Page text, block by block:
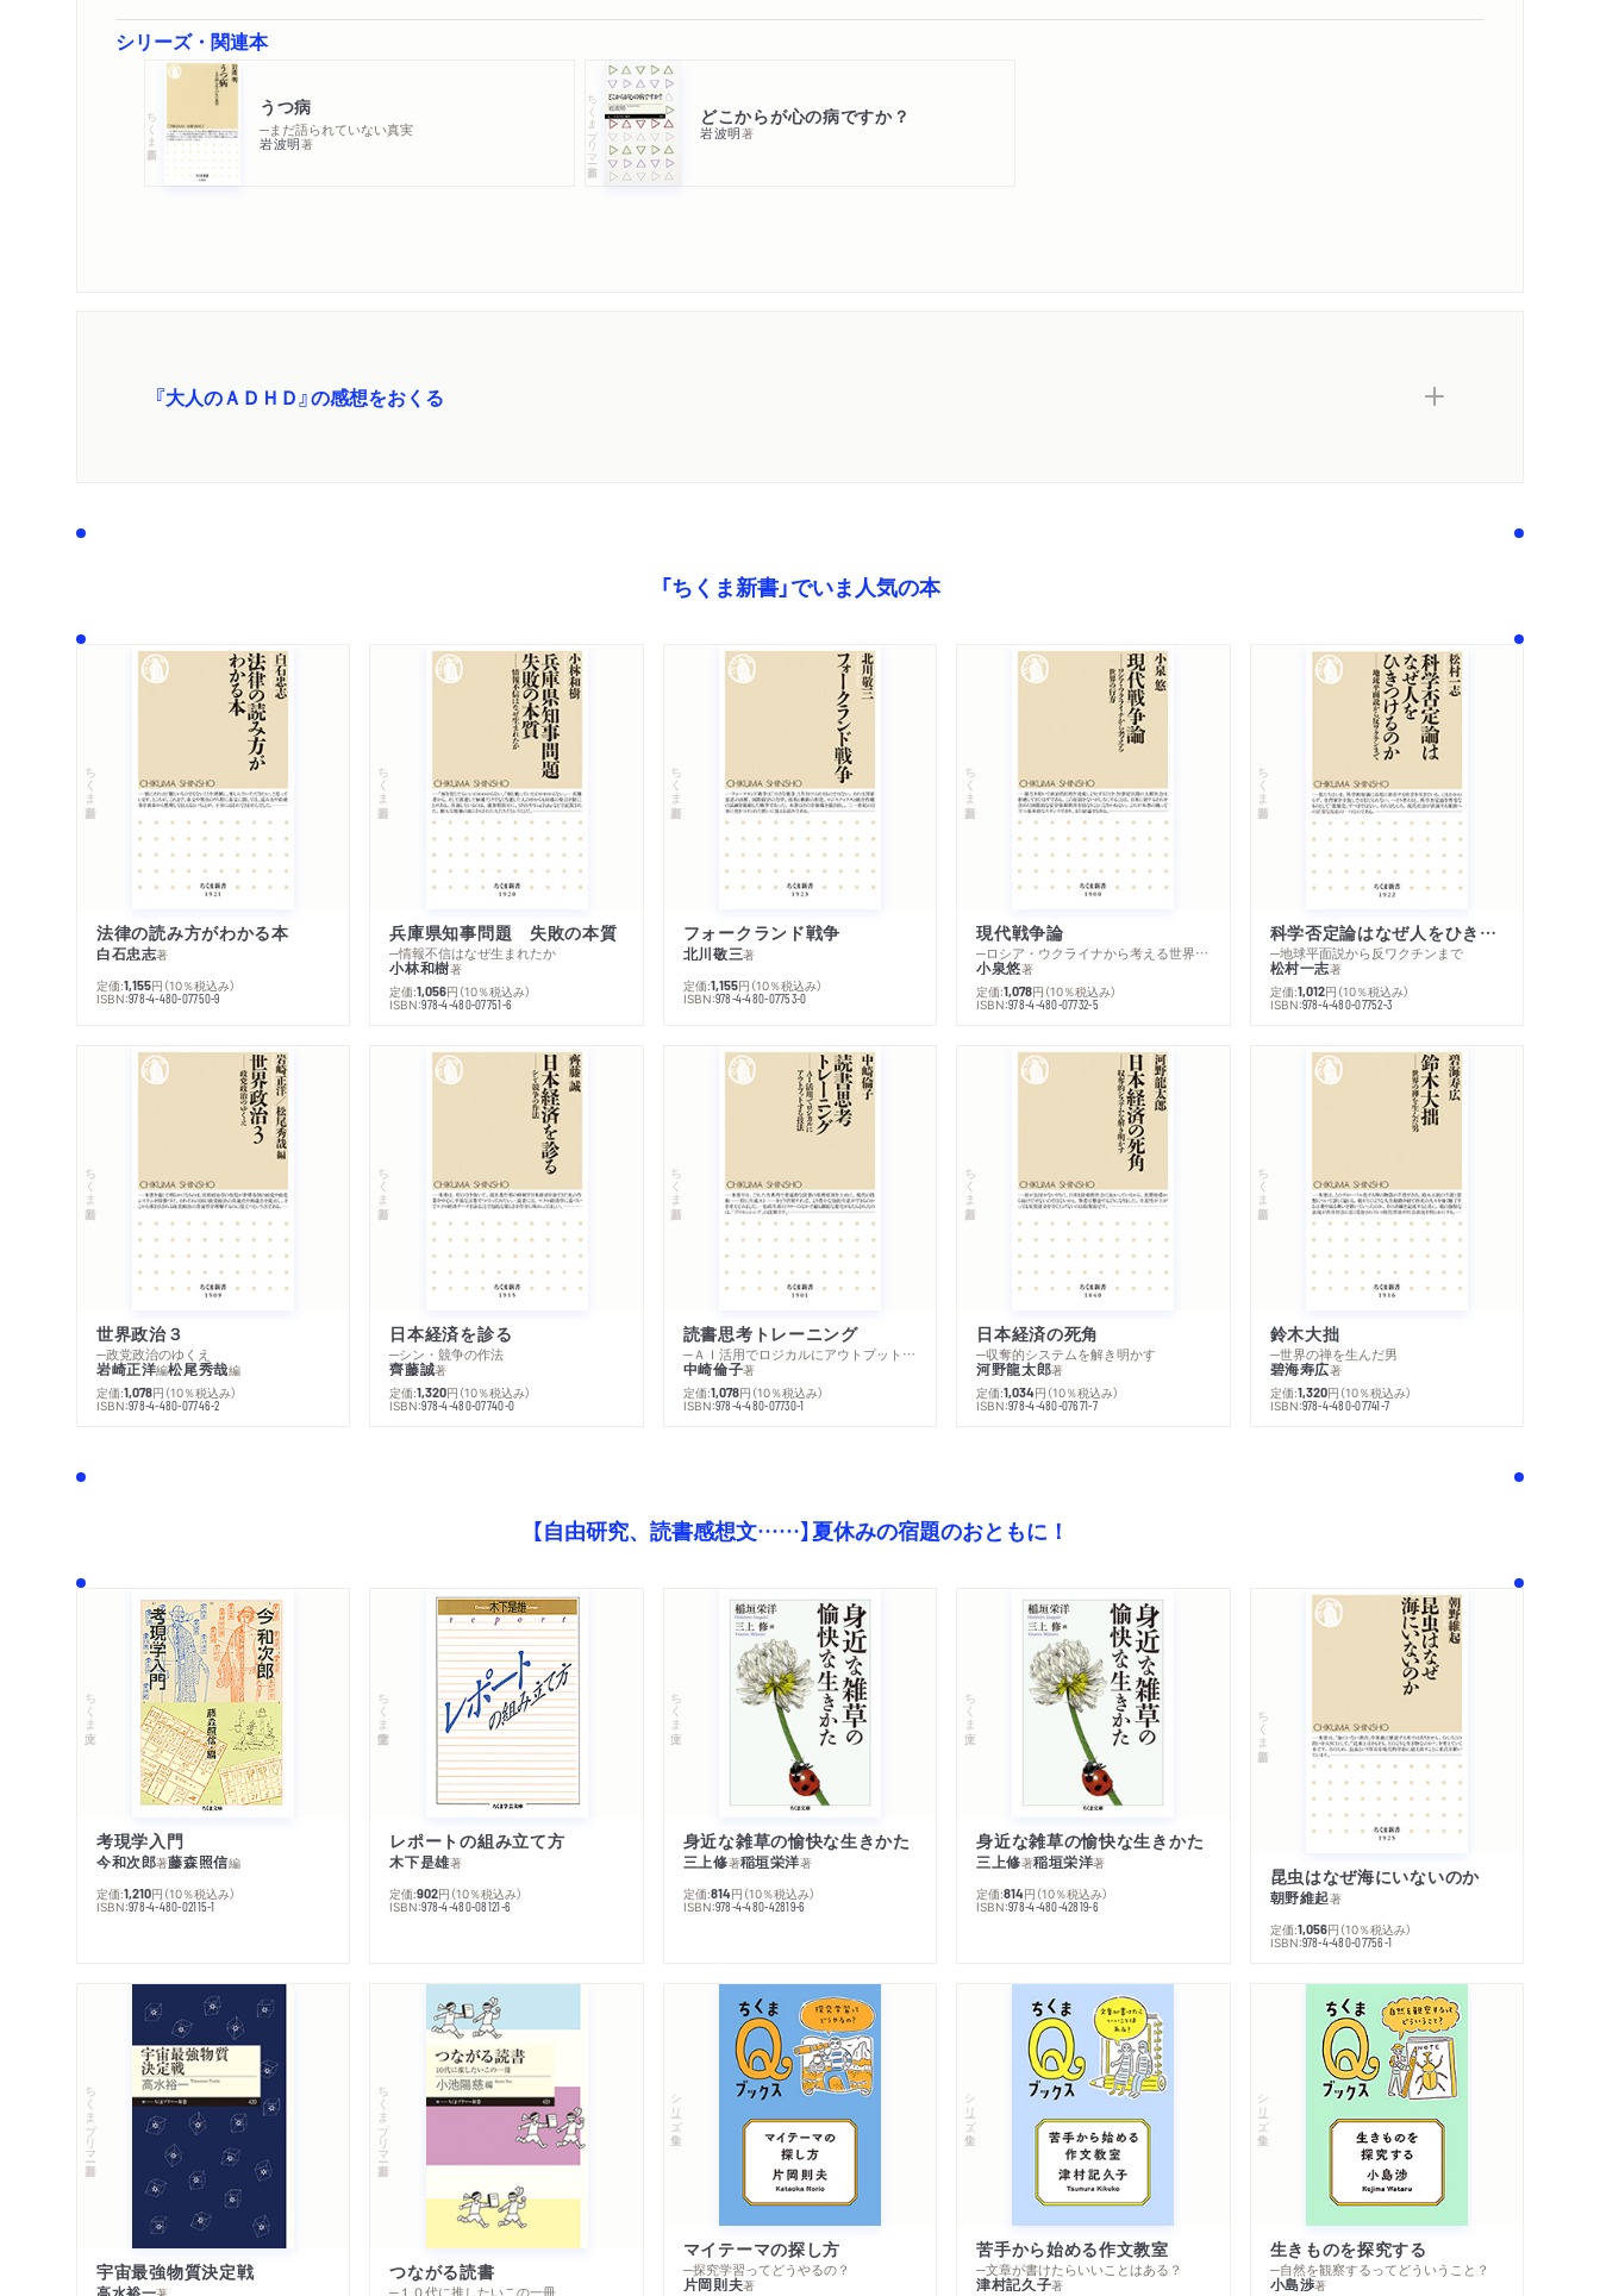
シリーズ・関連本
ちくま新書 うつ病
─まだ語られていない真実
岩波明著 ちくまプリマー新書 どこからが心の病ですか？
岩波明著
『大人のＡＤＨＤ』の感想をおくる
「ちくま新書」でいま人気の本
ちくま新書
法律の読み方がわかる本
白石忠志著
定価:1,155円 （10％税込み）
ISBN:978-4-480-07750-9
ちくま新書
兵庫県知事問題 失敗の本質
─情報不信はなぜ生まれたか
小林和樹著
定価:1,056円 （10％税込み）
ISBN:978-4-480-07751-6
ちくま新書
フォークランド戦争
北川敬三著
定価:1,155円 （10％税込み）
ISBN:978-4-480-07753-0
ちくま新書
現代戦争論
─ロシア・ウクライナから考える世界の行方
小泉悠著
定価:1,078円 （10％税込み）
ISBN:978-4-480-07732-5
ちくま新書
科学否定論はなぜ人をひきつけるのか
─地球平面説から反ワクチンまで
松村一志著
定価:1,012円 （10％税込み）
ISBN:978-4-480-07752-3
ちくま新書
世界政治３
─政党政治のゆくえ
岩崎正洋編松尾秀哉編
定価:1,078円 （10％税込み）
ISBN:978-4-480-07746-2
ちくま新書
日本経済を診る
─シン・競争の作法
齊藤誠著
定価:1,320円 （10％税込み）
ISBN:978-4-480-07740-0
ちくま新書
読書思考トレーニング
─ＡＩ活用でロジカルにアウトプットする技法
中崎倫子著
定価:1,078円 （10％税込み）
ISBN:978-4-480-07730-1
ちくま新書
日本経済の死角
─収奪的システムを解き明かす
河野龍太郎著
定価:1,034円 （10％税込み）
ISBN:978-4-480-07671-7
ちくま新書
鈴木大拙
─世界の禅を生んだ男
碧海寿広著
定価:1,320円 （10％税込み）
ISBN:978-4-480-07741-7
【自由研究、読書感想文……】夏休みの宿題のおともに！
ちくま文庫
考現学入門
今和次郎著藤森照信編
定価:1,210円 （10％税込み）
ISBN:978-4-480-02115-1
ちくま学芸文庫
レポートの組み立て方
木下是雄著
定価:902円 （10％税込み）
ISBN:978-4-480-08121-6
ちくま文庫
身近な雑草の愉快な生きかた
三上修著稲垣栄洋著
定価:814円 （10％税込み）
ISBN:978-4-480-42819-6
ちくま文庫
身近な雑草の愉快な生きかた
三上修著稲垣栄洋著
定価:814円 （10％税込み）
ISBN:978-4-480-42819-6
ちくま新書
昆虫はなぜ海にいないのか
朝野維起著
定価:1,056円 （10％税込み）
ISBN:978-4-480-07756-1
ちくまプリマー新書
宇宙最強物質決定戦
ちくまプリマー新書
つながる読書
シリーズ・全集
マイテーマの探し方
─探究学習ってどうやるの？
片岡則夫著
シリーズ・全集
苦手から始める作文教室
─文章が書けたらいいことはある？
津村記久子著
シリーズ・全集
生きものを探究する
─自然を観察するってどういうこと？
小島渉著